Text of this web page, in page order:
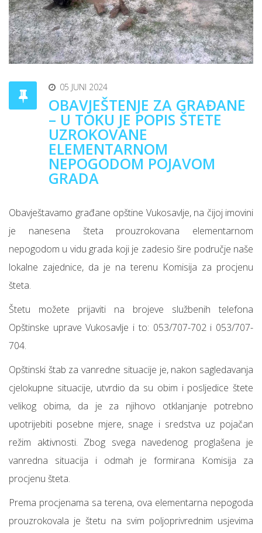
05 JUNI 2024
OBAVJEŠTENJE ZA GRAĐANE
– U TOKU JE POPIS ŠTETE
UZROKOVANE
ELEMENTARNOM
NEPOGODOM POJAVOM
GRADA
Obavještavamo građane opštine Vukosavlje, na čijoj imovini
je nanesena šteta prouzrokovana elementarnom
nepogodom u vidu grada koji je zadesio šire područje naše
lokalne zajednice, da je na terenu Komisija za procjenu
šteta.
Štetu možete prijaviti na brojeve službenih telefona
Opštinske uprave Vukosavlje i to: 053/707-702 i 053/707-
704.
Opštinski štab za vanredne situacije je, nakon sagledavanja
cjelokupne situacije, utvrdio da su obim i posljedice štete
velikog obima, da je za njihovo otklanjanje potrebno
upotrijebiti posebne mjere, snage i sredstva uz pojačan
režim aktivnosti. Zbog svega navedenog proglašena je
vanredna situacija i odmah je formirana Komisija za
procjenu šteta.
Prema procjenama sa terena, ova elementarna nepogoda
prouzrokovala je štetu na svim poljoprivrednim usjevima